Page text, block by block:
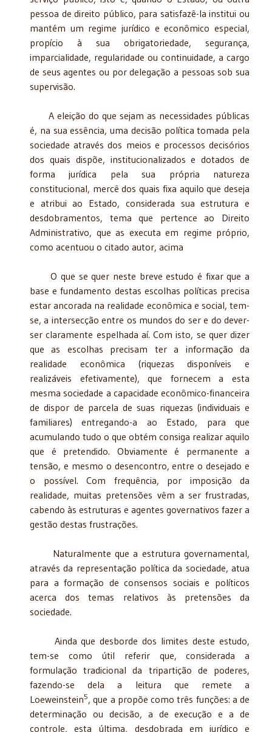
pessoa de direito público, para satisfazê-la institui ou
mantém um regime jurídico e econômico especial,
propício à sua obrigatoriedade, segurança,
imparcialidade, regularidade ou continuidade, a cargo
de seus agentes ou por delegação a pessoas sob sua
supervisão.
A eleição do que sejam as necessidades públicas
é, na sua essência, uma decisão política tomada pela
sociedade através dos meios e processos decisórios
dos quais dispõe, institucionalizados e dotados de
forma jurídica pela sua própria natureza
constitucional, mercê dos quais fixa aquilo que deseja
e atribui ao Estado, considerada sua estrutura e
desdobramentos, tema que pertence ao Direito
Administrativo, que as executa em regime próprio,
como acentuou o citado autor, acima
O que se quer neste breve estudo é fixar que a
base e fundamento destas escolhas políticas precisa
estar ancorada na realidade econômica e social, tem-
se, a intersecção entre os mundos do ser e do dever-
ser claramente espelhada aí. Com isto, se quer dizer
que as escolhas precisam ter a informação da
realidade econômica (riquezas disponíveis e
realizáveis efetivamente), que fornecem a esta
mesma sociedade a capacidade econômico-financeira
de dispor de parcela de suas riquezas (individuais e
familiares) entregando-a ao Estado, para que
acumulando tudo o que obtém consiga realizar aquilo
que é pretendido. Obviamente é permanente a
tensão, e mesmo o desencontro, entre o desejado e
o possível. Com frequência, por imposição da
realidade, muitas pretensões vêm a ser frustradas,
cabendo às estruturas e agentes governativos fazer a
gestão destas frustrações.
Naturalmente que a estrutura governamental,
através da representação política da sociedade, atua
para a formação de consensos sociais e políticos
acerca dos temas relativos às pretensões da
sociedade.
Ainda que desborde dos limites deste estudo,
tem-se como útil referir que, considerada a
formulação tradicional da tripartição de poderes,
fazendo-se dela a leitura que remete a
Loeweinstein5, que a propõe como três funções: a de
determinação ou decisão, a de execução e a de
controle, esta última, desdobrada em jurídico e